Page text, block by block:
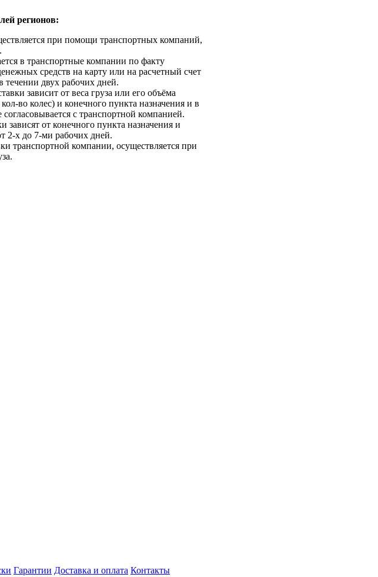
регионов:
при помощи транспортных компаний,
в транспортные компании по факту
средств на карту или на расчетный счет
течении двух рабочих дней.
зависит от веса груза или его объёма
во колес) и конечного пункта назначения и в
с транспортной компанией.
зависят от конечного пункта назначения и
2-х до 7-ми рабочих дней.
транспортной компании, осуществляется при
Гарантии Доставка и оплата Контакты